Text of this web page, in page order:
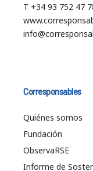
T +34 93 752 47
Corresponsables
Quiénes somos
Fundación
ObservaRSE
Informe de